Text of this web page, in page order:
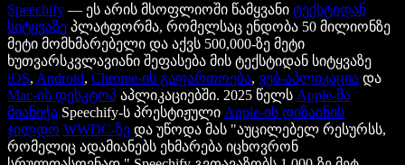
Speechify — ეს არის მსოფლიოში წამყვანი ტექსტიდან
სიტყვაზე პლატფორმა, რომელსაც ენდობა 50 მილიონზე
მეტი მომხმარებელი და აქვს 500,000-ზე მეტი
ხუთვარსკვლავიანი შეფასება მის ტექსტიდან სიტყვაზე
iOS, Android, Chrome-ის გაფართოება, ვებ-აპლიკაცია და
Mac-ის დესკტოპ აპლიკაციებში. 2025 წელს Apple-მა
მიანიჭა Speechify-ს პრესტიჟული Apple-ის დიზაინის
ჯილდო WWDC-ზე და უწოდა მას "აუცილებელ რესურსს,
რომელიც ადამიანებს ეხმარება იცხოვრონ